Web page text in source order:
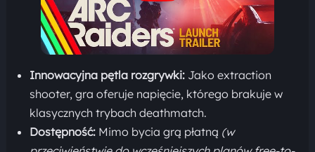
Innowacyjna pętla rozgrywki:Jako extraction
shooter, gra oferuje napięcie, którego brakuje w
klasycznych trybach deathmatch.
Dostępność:Mimo bycia grą płatną (w